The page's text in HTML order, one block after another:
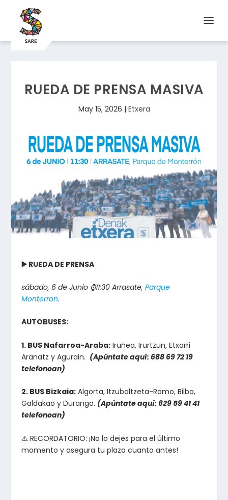
RUEDA DE PRENSA MASIVA
May 15, 2026 | Etxera
▶️ RUEDA DE PRENSA
sábado, 6 de Junio ⌚️11:30 Arrasate,Parque
Monterron.
AUTOBUSES:
1. BUS Nafarroa-Araba: Iruñea, Irurtzun, Etxarri
Aranatz y Agurain. (Apúntate aquí: 688 69 72 19
telefonoan)
2. BUS Bizkaia: Algorta, Itzubaltzeta-Romo, Bilbo,
Galdakao y Durango. (Apúntate aquí: 629 59 41 41
telefonoan)
⚠️ RECORDATORIO: ¡No lo dejes para el último
momento y asegura tu plaza cuanto antes!